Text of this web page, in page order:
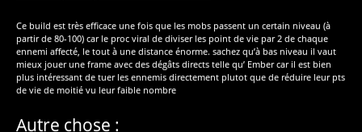
Ce build est très efficace une fois que les mobs passent un certain niveau (à
partir de 80-100) car le proc viral de diviser les point de vie par 2 de chaque
ennemi affecté, le tout à une distance énorme. sachez qu’à bas niveau il vaut
mieux jouer une frame avec des dégâts directs telle qu’ Ember car il est bien
plus intéressant de tuer les ennemis directement plutot que de réduire leur pts
de vie de moitié vu leur faible nombre
Autre chose :